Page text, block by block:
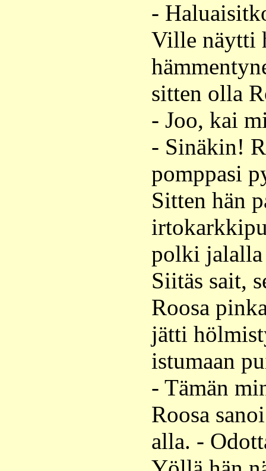
-
Ville näytti
sitten olla
- Joo, kai
- Sinäkin!
pomppasi
Sitten hän
polki jalalla
Siitäs sait,
Roosa
jätti
istumaan
- Tämän
Roosa
alla. -